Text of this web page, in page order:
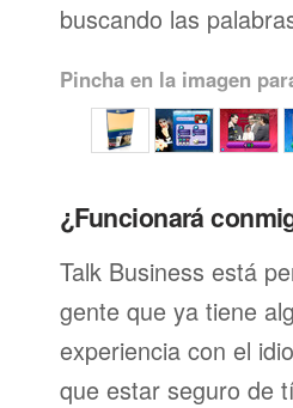
buscando las
Pincha en la imagen
¿Funcionará
Talk Business está
gente que ya tiene
experiencia con el
que estar seguro de